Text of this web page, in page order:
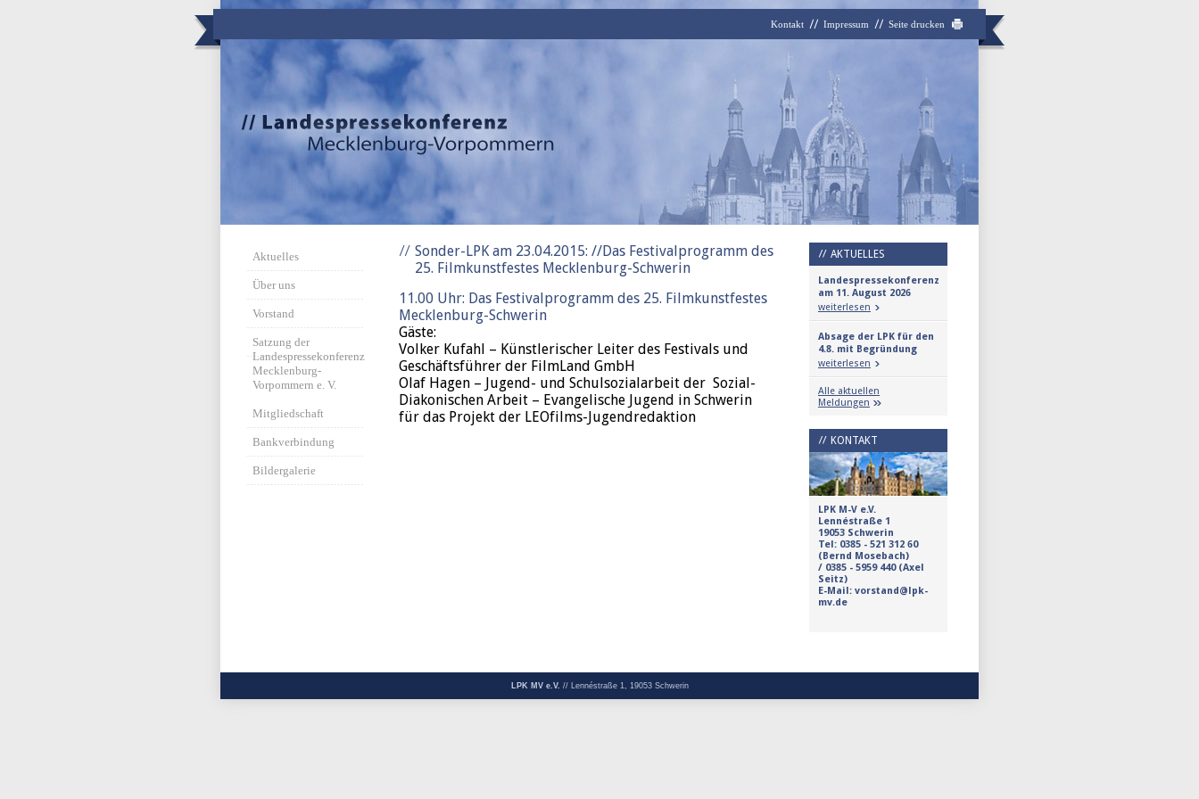
Kontakt Impressum Seite drucken
Aktuelles
Über uns
Vorstand
Satzung der
Landespressekonferenz
Mecklenburg-
Vorpommern e. V.
Mitgliedschaft
Bankverbindung
Bildergalerie
Sonder-LPK am 23.04.2015: //Das Festivalprogramm des
25. Filmkunstfestes Mecklenburg-Schwerin
11.00 Uhr: Das Festivalprogramm des 25. Filmkunstfestes
Mecklenburg-Schwerin
Gäste:
Volker Kufahl – Künstlerischer Leiter des Festivals und
Geschäftsführer der FilmLand GmbH
Olaf Hagen – Jugend- und Schulsozialarbeit der Sozial-
Diakonischen Arbeit – Evangelische Jugend in Schwerin
für das Projekt der LEOfilms-Jugendredaktion
AKTUELLES
Landespressekonferenz
am 11. August 2026
weiterlesen
Absage der LPK für den
4.8. mit Begründung
weiterlesen
Alle aktuellen
Meldungen
KONTAKT
LPK M-V e.V.
Lennéstraße 1
19053 Schwerin
Tel: 0385 - 521 312 60
(Bernd Mosebach)
/ 0385 - 5959 440 (Axel
Seitz)
E-Mail: vorstand@lpk-
mv.de
LPK MV e.V. // Lennéstraße 1, 19053 Schwerin